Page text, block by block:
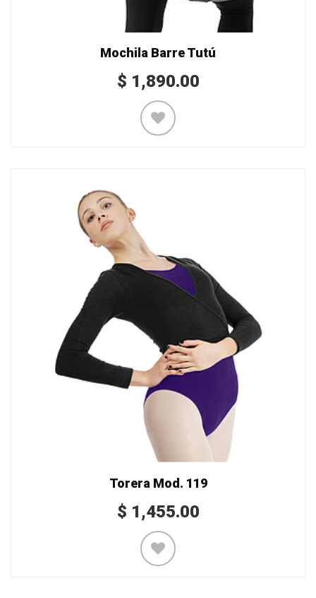
Mochila Barre Tutú
$ 1,890.00
Torera Mod. 119
$ 1,455.00